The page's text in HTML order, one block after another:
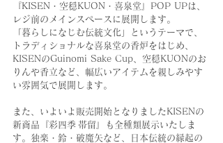
『KISEN・空穏KUON・喜泉堂』POP UPは、
レジ前のメインスペースに展開します。
「暮らしになじむ伝統文化」というテーマで、
トラディショナルな喜泉堂の香炉をはじめ、
KISENのGuinomi Sake Cup、空穏KUONのお
りんや香立など、幅広いアイテムを親しみやす
い雰囲気で展開します。
また、いよいよ販売開始となりましたKISENの
新商品『彩四季 帯留』も全種類展示いたしま
す。独楽・鈴・破魔矢など、日本伝統の縁起の